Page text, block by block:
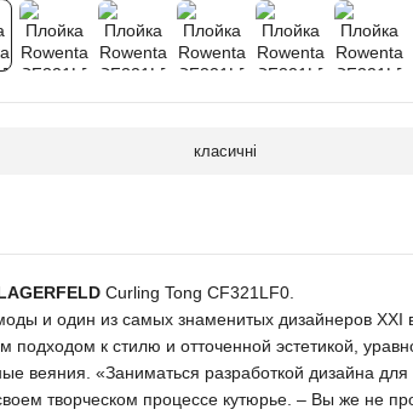
класичні
Curling Tong CF321LF0.
и один из самых знаменитых дизайнеров XXI
подходом к стилю и отточенной эстетикой,
веяния. «Заниматься разработкой дизайна для
творческом процессе кутюрье. – Вы же не